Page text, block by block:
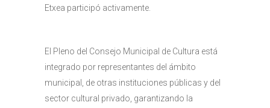
Etxea participó activamente.
El Pleno del Consejo Municipal de Cultura está
integrado por representantes del ámbito
municipal, de otras instituciones públicas y del
sector cultural privado, garantizando la